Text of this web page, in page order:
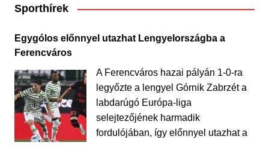
Sporthírek
Egygólos előnnyel utazhat Lengyelországba a
Ferencváros
A Ferencváros hazai pályán 1-0-ra
legyőzte a lengyel Górnik Zabrzét a
labdarúgó Európa-liga
selejtezőjének harmadik
fordulójában, így előnnyel utazhat a